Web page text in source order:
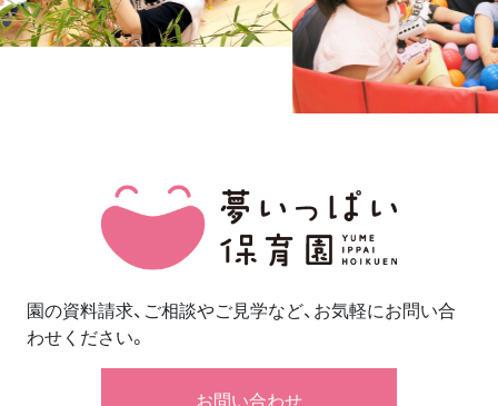
園の資料請求、ご相談やご見学など、お気軽にお問い合
わせください。
お問い合わせ